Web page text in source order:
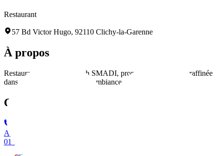
Restaurant
57 Bd Victor Hugo, 92110 Clichy-la-Garenne
À propos
Restaurant dirigé par Rabah SMADI, proposant une cuisine raffinée
dans un cadre élégant et une ambiance sophistiquée.
Contact
Appeler
01 42 70 09 01